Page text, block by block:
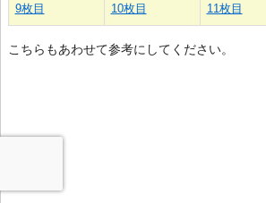
9枚目 10枚目 11枚目
こちらもあわせて参考にしてください。